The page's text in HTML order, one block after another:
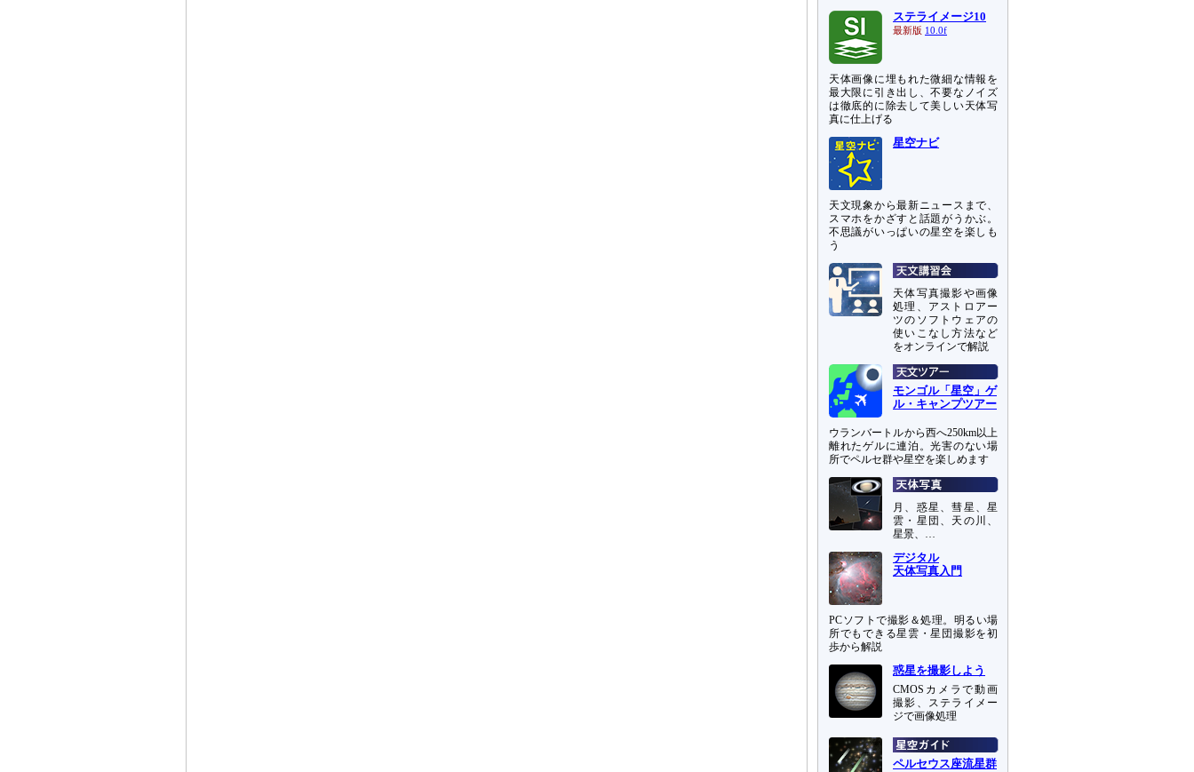
ステライメージ10
最新版 10.0f
天体画像に埋もれた微細な情報を
最大限に引き出し、不要なノイズ
は徹底的に除去して美しい天体写
真に仕上げる
星空ナビ
天文現象から最新ニュースまで、
スマホをかざすと話題がうかぶ。
不思議がいっぱいの星空を楽しも
う
天体写真撮影や画像
処理、アストロアー
ツのソフトウェアの
使いこなし方法など
をオンラインで解説
モンゴル「星空」ゲ
ル・キャンプツアー
ウランバートルから西へ250km以上
離れたゲルに連泊。光害のない場
所でペルセ群や星空を楽しめます
月、惑星、彗星、星
雲・星団、天の川、
星景、…
デジタル
天体写真入門
PCソフトで撮影＆処理。明るい場
所でもできる星雲・星団撮影を初
歩から解説
惑星を撮影しよう
CMOSカメラで動画
撮影、ステライメー
ジで画像処理
ペルセウス座流星群